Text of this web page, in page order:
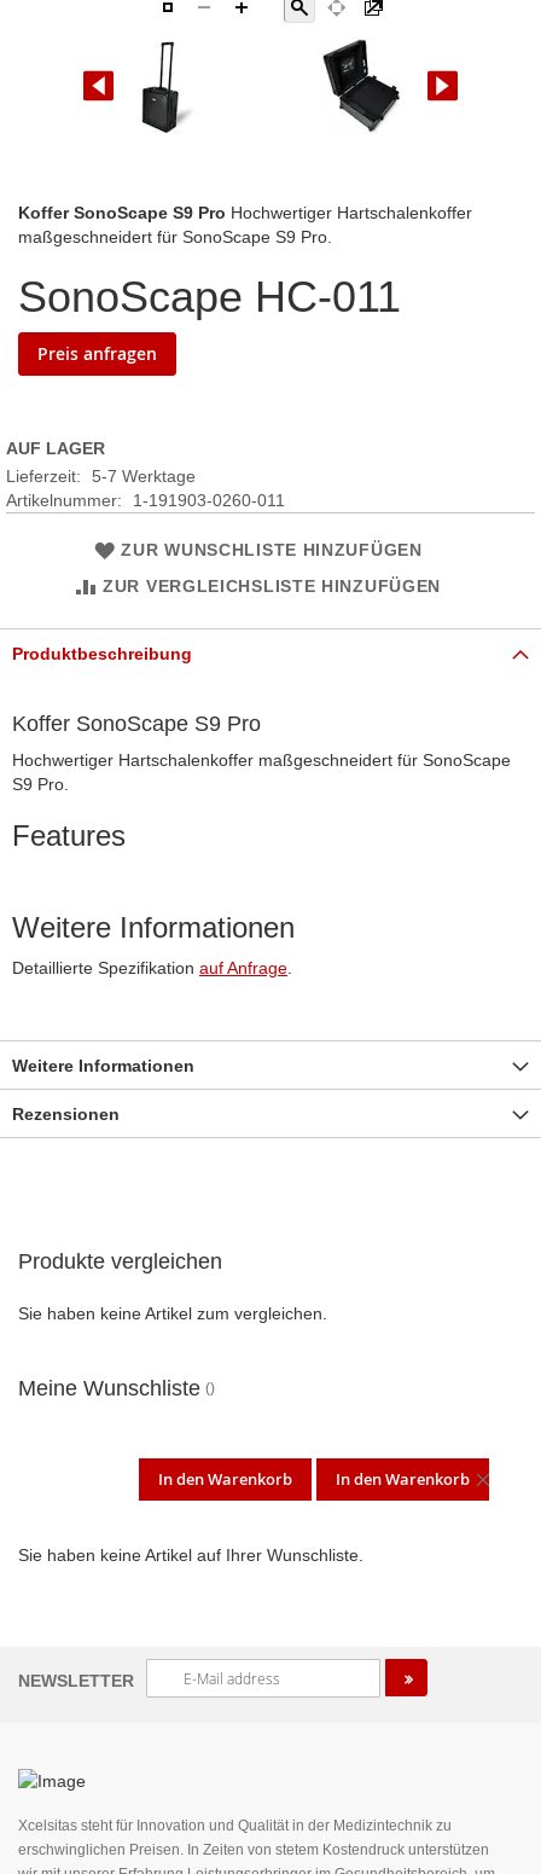
SonoScape HC-011
Preis anfragen
AUF LAGER
Lieferzeit:
5-7 Werktage
Artikelnummer
1-191903-0260-011
ZUR WUNSCHLISTE HINZUFÜGEN
ZUR VERGLEICHSLISTE HINZUFÜGEN
Zum
Anfang
Bildgalerie
springen
Koffer SonoScape S9 Pro Hochwertiger Hartschalenkoffer
maßgeschneidert für SonoScape S9 Pro.
Produktbeschreibung
Koffer SonoScape S9 Pro
Hochwertiger Hartschalenkoffer maßgeschneidert für SonoScape
S9 Pro.
Features
Weitere Informationen
Detaillierte Spezifikation auf Anfrage.
Weitere Informationen
Rezensionen
Produkte vergleichen
Sie haben keine Artikel zum vergleichen.
Meine Wunschliste
In den Warenkorb In den Warenkorb
Sie haben keine Artikel auf Ihrer Wunschliste.
NEWSLETTER
Melden
Sie
Xcelsitas steht für Innovation und Qualität in der Medizintechnik zu
erschwinglichen Preisen. In Zeiten von stetem Kostendruck unterstützen